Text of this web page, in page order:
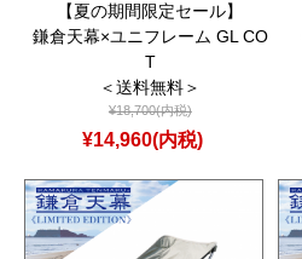
【夏の期間限定セール】
鎌倉天幕×ユニフレーム GL CO
T
＜送料無料＞
¥18,700(内税)
¥14,960(内税)